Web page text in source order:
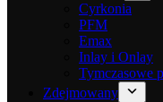
Cyrkonia
PFM
Emax
Inlay i Onlay
Tymczasowe
Zdejmowany